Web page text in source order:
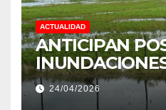
ACTUALIDAD
ANTICIPAN
EXTREMOS:
NIÑO MUY
24/04/2026